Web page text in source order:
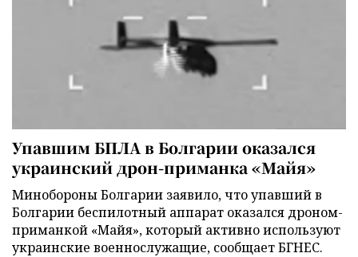
Упавшим БПЛА в Болгарии оказался
украинский дрон-приманка «Майя»
Минобороны Болгарии заявило, что упавший в
Болгарии беспилотный аппарат оказался дроном-
приманкой «Майя», который активно используют
украинские военнослужащие, сообщает БГНЕС.